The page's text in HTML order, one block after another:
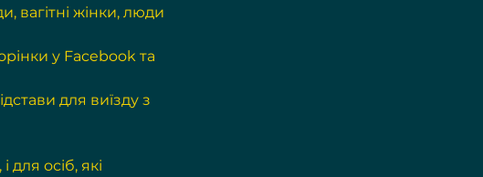
вагітні жінки, люди
у Facebook та
для виїзду з
, і для осіб, які